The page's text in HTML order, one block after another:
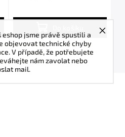
eshop jsme právě spustili a
objevovat technické chyby
V případě, že potřebujete
nám zavolat nebo
mail.